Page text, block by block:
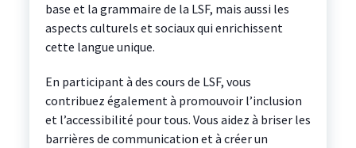
base et la grammaire de la LSF, mais aussi les
aspects culturels et sociaux qui enrichissent
cette langue unique.
En participant à des cours de LSF, vous
contribuez également à promouvoir l’inclusion
et l’accessibilité pour tous. Vous aidez à briser les
barrières de communication et à créer un